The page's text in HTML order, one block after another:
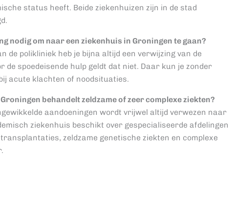
status heeft. Beide ziekenhuizen zijn in de stad
nodig om naar een ziekenhuis in Groningen te gaan?
de polikliniek heb je bijna altijd een verwijzing van de
de spoedeisende hulp geldt dat niet. Daar kun je zonder
acute klachten of noodsituaties.
behandelt zeldzame of zeer complexe ziekten?
aandoeningen wordt vrijwel altijd verwezen naar
ziekenhuis beschikt over gespecialiseerde afdelingen
zeldzame genetische ziekten en complexe